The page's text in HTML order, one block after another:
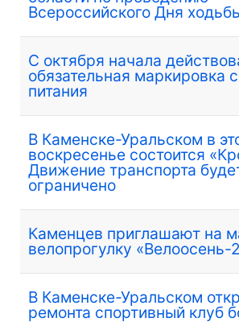
Всероссийского Дня
С октября начала
обязательная маркировка
питания
В Каменске-Уральском в
воскресенье состоится
Движение транспорта
ограничено
Каменцев приглашают на
велопрогулку «Велоосень-
В Каменске-Уральском
ремонта спортивный клуб